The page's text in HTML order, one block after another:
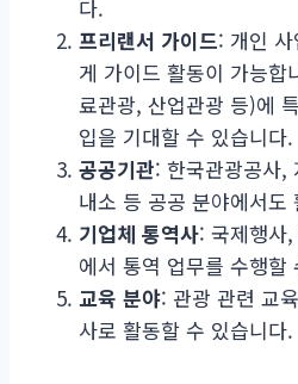
다.
프리랜서 가이드: 개인
게 가이드 활동이 가능합
료관광, 산업관광 등)에
입을 기대할 수 있습니다.
공공기관: 한국관광공사,
내소 등 공공 분야에서도
기업체 통역사: 국제행사
에서 통역 업무를 수행할
교육 분야: 관광 관련 교
사로 활동할 수 있습니다.